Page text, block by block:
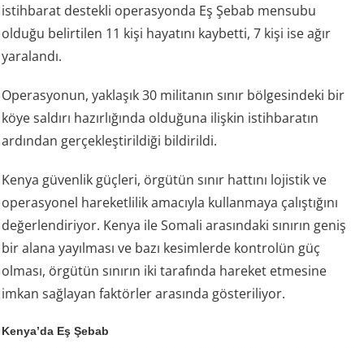
istihbarat destekli operasyonda Eş Şebab mensubu
olduğu belirtilen 11 kişi hayatını kaybetti, 7 kişi ise ağır
yaralandı.
Operasyonun, yaklaşık 30 militanın sınır bölgesindeki bir
köye saldırı hazırlığında olduğuna ilişkin istihbaratın
ardından gerçekleştirildiği bildirildi.
Kenya güvenlik güçleri, örgütün sınır hattını lojistik ve
operasyonel hareketlilik amacıyla kullanmaya çalıştığını
değerlendiriyor. Kenya ile Somali arasındaki sınırın geniş
bir alana yayılması ve bazı kesimlerde kontrolün güç
olması, örgütün sınırın iki tarafında hareket etmesine
imkan sağlayan faktörler arasında gösteriliyor.
Kenya’da Eş Şebab